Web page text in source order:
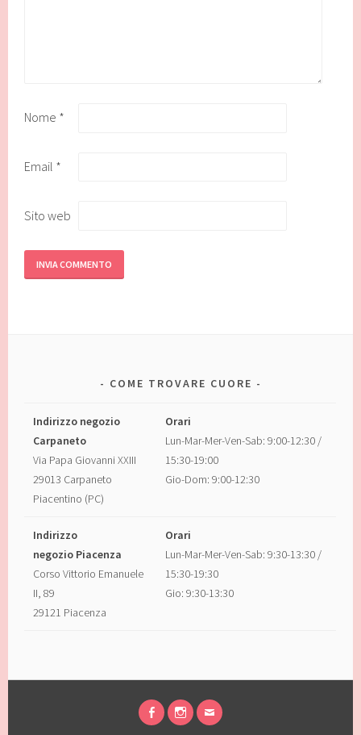
Nome *
Email *
Sito web
COME TROVARE CUORE
Indirizzo negozio
Carpaneto
Via Papa Giovanni XXIII
29013 Carpaneto
Piacentino (PC)
Orari
Lun-Mar-Mer-Ven-Sab: 9:00-12:30 /
15:30-19:00
Gio-Dom: 9:00-12:30
Indirizzo
negozio Piacenza
Corso Vittorio Emanuele
II, 89
29121 Piacenza
Orari
Lun-Mar-Mer-Ven-Sab: 9:30-13:30 /
15:30-19:30
Gio: 9:30-13:30